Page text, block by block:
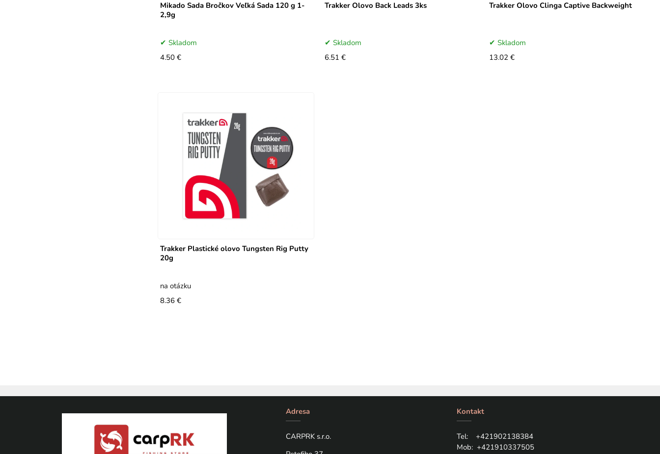
Mikado Sada Bročkov Veľká Sada 120 g 1-
2,9g
Skladom
4.50 €
Trakker Olovo Back Leads 3ks
Skladom
6.51 €
Trakker Olovo Clinga Captive Backweight
Skladom
13.02 €
Trakker Plastické olovo Tungsten Rig Putty
20g
na otázku
8.36 €
Adresa
CARPRK s.r.o.
Kontakt
Tel: +421902138384
Mob: +421910337505